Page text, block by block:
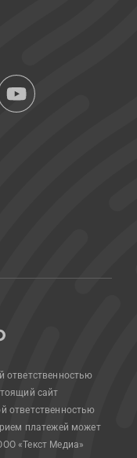
ответственностью
сайт
ответственностью
платежей может
«Текст Медиа»